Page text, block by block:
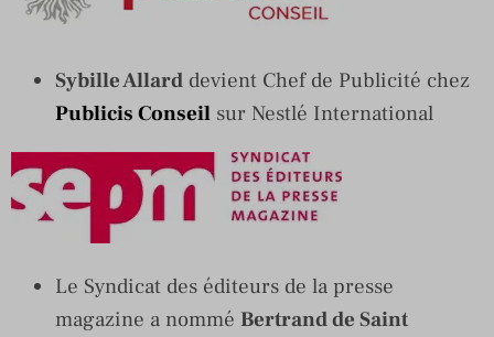
Sybille Allard devient Chef de Publicité chez
Publicis Conseil sur Nestlé International
Le Syndicat des éditeurs de la presse
magazine a nommé Bertrand de Saint